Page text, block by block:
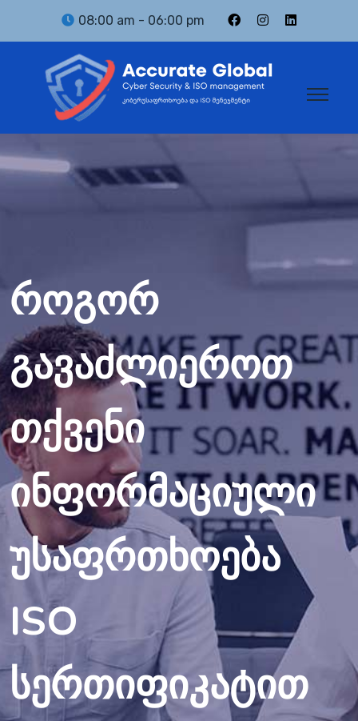
08:00 am - 06:00 pm
როგორ
გავაძლიეროთ
თქვენი
ინფორმაციული
უსაფრთხოება
ISO
სერთიფიკატით